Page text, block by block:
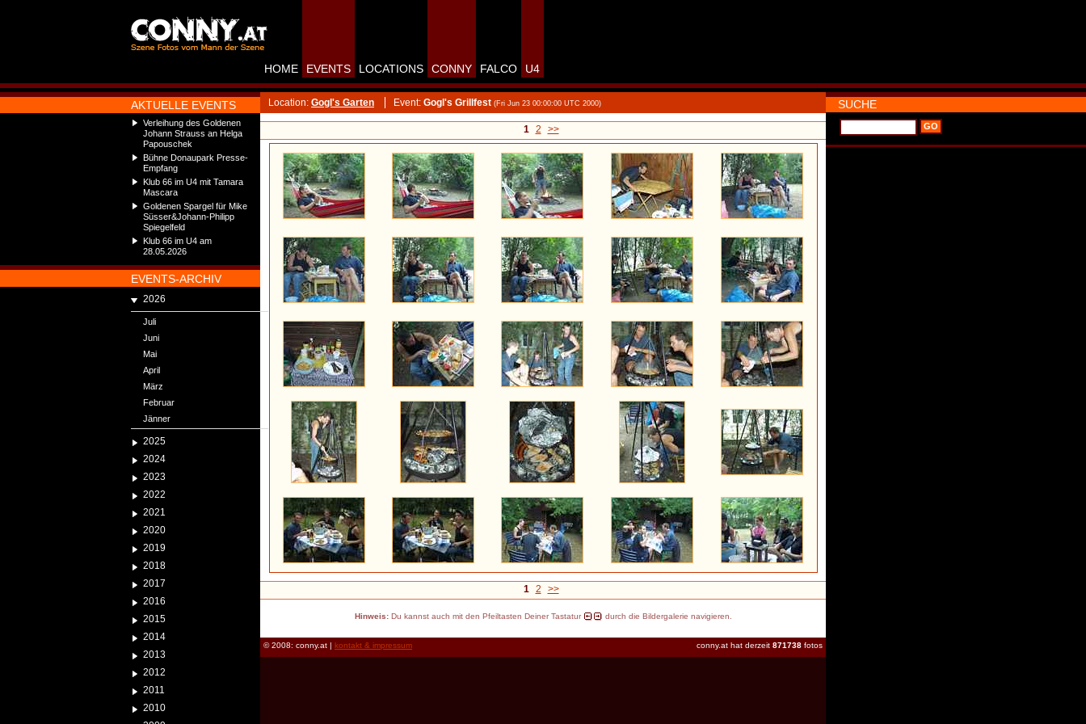
AKTUELLE EVENTS
Verleihung des Goldenen
Johann Strauss an Helga
Papouschek
Bühne Donaupark Presse-
Empfang
Klub 66 im U4 mit Tamara
Mascara
Goldenen Spargel für Mike
Süsser&Johann-Philipp
Spiegelfeld
Klub 66 im U4 am
28.05.2026
EVENTS-ARCHIV
2026
Juli
Juni
Mai
April
März
Februar
Jänner
2025
2024
2023
2022
2021
2020
2019
2018
2017
2016
2015
2014
2013
2012
2011
2010
HOME EVENTS LOCATIONS CONNY FALCO U4
Location: Gogl's Garten Event: Gogl's Grillfest (Fri Jun 23 00:00:00 UTC 2000)
1 2 >>
1 2 >>
Hinweis:Du kannst auch mit den Pfeiltasten Deiner Tastatur durch die Bildergalerie navigieren.
conny.at hat derzeit 871738 fotos
© 2008: conny.at | kontakt & impressum
SUCHE